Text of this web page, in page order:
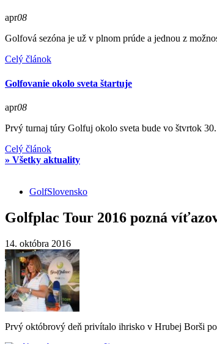
apr08
Golfová sezóna je už v plnom prúde a jednou z
Celý článok
Golfovanie okolo sveta štartuje
apr08
Prvý turnaj túry Golfuj okolo sveta bude vo štvrtok
Celý článok
» Všetky aktuality
GolfSlovensko
Golfplac Tour 2016 pozná
14. októbra 2016
Prvý októbrový deň privítalo ihrisko v Hrubej Borši